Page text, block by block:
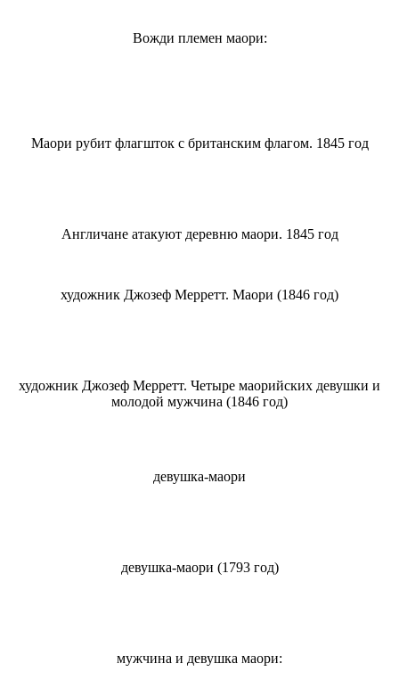
Вожди племен маори:
Маори рубит флагшток с британским флагом. 1845 год
Англичане атакуют деревню маори. 1845 год
художник Джозеф Мерретт. Маори (1846 год)
художник Джозеф Мерретт. Четыре маорийских девушки и
молодой мужчина (1846 год)
девушка-маори
девушка-маори (1793 год)
мужчина и девушка маори: